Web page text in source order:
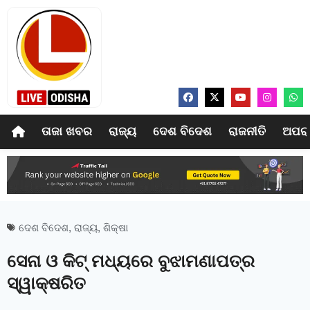
ତାଜା ଖବର ରାଜ୍ୟ ଦେଶ ବିଦେଶ ରାଜନୀତି
ଦେଶ ବିଦେଶ, ରାଜ୍ୟ, ଶିକ୍ଷା
ସେନା ଓ କିଟ୍‌ ମଧ୍ୟରେ ବୁଝାମଣାପତ୍ର
ସ୍ୱାକ୍ଷରିତ